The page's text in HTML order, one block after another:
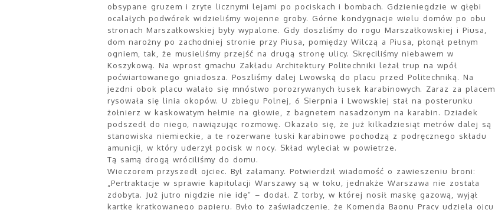
obsypane gruzem i zryte licznymi lejami po pociskach i bombach. Gdzieniegdzie w głębi
ocalałych podwórek widzieliśmy wojenne groby. Górne kondygnacje wielu domów po obu
stronach Marszałkowskiej były wypalone. Gdy doszliśmy do rogu Marszałkowskiej i Piusa,
dom narożny po zachodniej stronie przy Piusa, pomiędzy Wilczą a Piusa, płonął pełnym
ogniem, tak, że musieliśmy przejść na drugą stronę ulicy. Skręciliśmy niebawem w
Koszykową. Na wprost gmachu Zakładu Architektury Politechniki leżał trup na wpół
poćwiartowanego gniadosza. Poszliśmy dalej Lwowską do placu przed Politechniką. Na
jezdni obok placu walało się mnóstwo porozrywanych łusek karabinowych. Zaraz za placem
rysowała się linia okopów. U zbiegu Polnej, 6 Sierpnia i Lwowskiej stał na posterunku
żołnierz w kaskowatym hełmie na głowie, z bagnetem nasadzonym na karabin. Dziadek
podszedł do niego, nawiązując rozmowę. Okazało się, że już kilkadziesiąt metrów dalej są
stanowiska niemieckie, a te rozerwane łuski karabinowe pochodzą z podręcznego składu
amunicji, w który uderzył pocisk w nocy. Skład wyleciał w powietrze.
Tą samą drogą wróciliśmy do domu.
Wieczorem przyszedł ojciec. Był załamany. Potwierdził wiadomość o zawieszeniu broni:
„Pertraktacje w sprawie kapitulacji Warszawy są w toku, jednakże Warszawa nie została
zdobyta. Już jutro nigdzie nie idę” – dodał. Z torby, w której nosił maskę gazową, wyjął
kartkę kratkowanego papieru. Było to zaświadczenie, że Komenda Baonu Pracy udziela ojcu